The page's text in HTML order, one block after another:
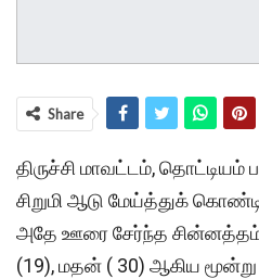
Share
திருச்சி மாவட்டம், தொட்டியம்
சிறுமி ஆடு மேய்த்துக்
அதே ஊரை சேர்ந்த
(19), மதன் ( 30) ஆகிய மூன்று